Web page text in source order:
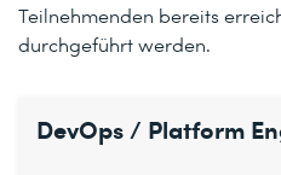
Teilnehmenden bereits
durchgeführt werden.
DevOps / Platform